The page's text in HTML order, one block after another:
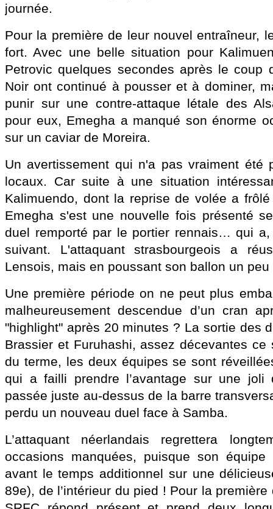
journée.
Pour la première de leur nouvel entraîneur,
fort. Avec une belle situation pour
Petrovic quelques secondes après le coup
Noir ont continué à pousser et à dominer,
punir sur une contre-attaque létale des
pour eux, Emegha a manqué son énorme
sur un caviar de Moreira.
Un avertissement qui n'a pas vraiment été
locaux. Car suite à une situation
Kalimuendo, dont la reprise de volée a
Emegha s'est une nouvelle fois présenté
duel remporté par le portier rennais… qui
suivant. L'attaquant strasbourgeois a
Lensois, mais en poussant son ballon un
Une première période on ne peut plus
malheureusement descendue d’un cran
"highlight" après 20 minutes ? La sortie des
Brassier et Furuhashi, assez décevantes ce
du terme, les deux équipes se sont
qui a failli prendre l’avantage sur une joli
passée juste au-dessus de la barre
perdu un nouveau duel face à Samba.
L’attaquant néerlandais regrettera
occasions manquées, puisque son
avant le temps additionnel sur une
89e), de l’intérieur du pied ! Pour la